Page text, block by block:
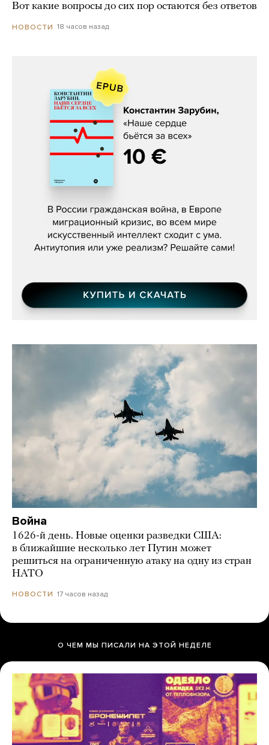
Вот какие вопросы до сих пор остаются без ответов
НОВОСТИ 18 часов назад
Константин Зарубин, «Наше сердце
Война
1626-й день. Новые оценки разведки США:
в ближайшие несколько лет Путин может
решиться на ограниченную атаку на одну из стран
НАТО
НОВОСТИ 17 часов назад
О ЧЕМ МЫ ПИСАЛИ НА ЭТОЙ НЕДЕЛЕ